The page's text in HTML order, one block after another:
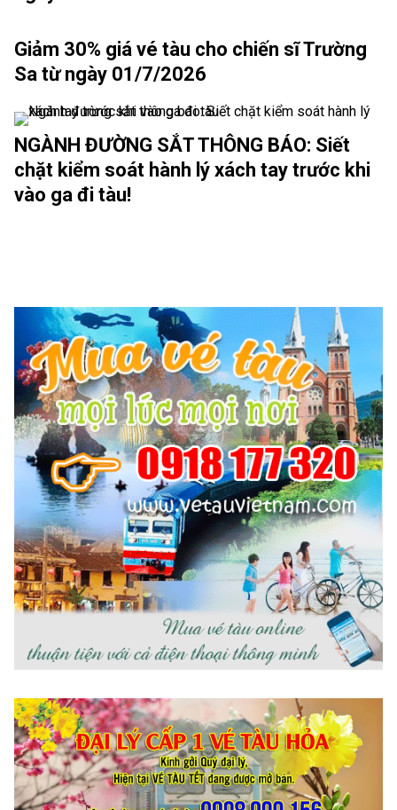
Giảm 30% giá vé tàu cho chiến sĩ Trường
Sa từ ngày 01/7/2026
NGÀNH ĐƯỜNG SẮT THÔNG BÁO: Siết
chặt kiểm soát hành lý xách tay trước khi
vào ga đi tàu!